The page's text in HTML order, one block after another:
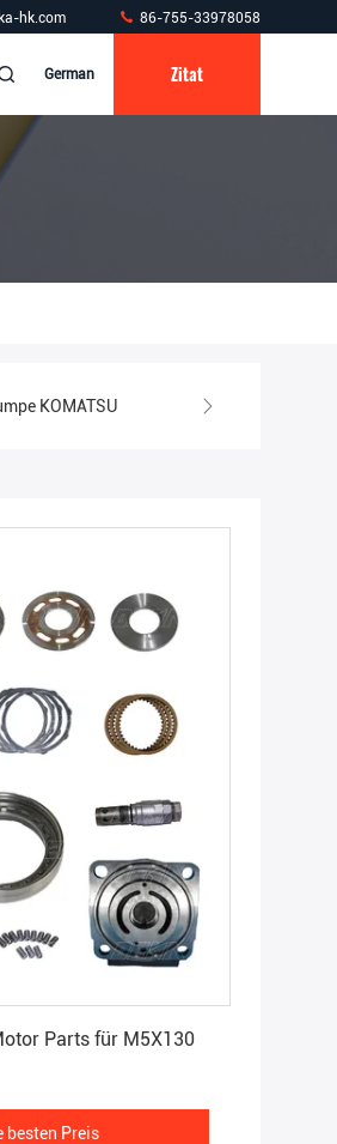
hk.com 86-755-33978058
German Zitat
KOMATSU Hydraulische
Parts für M5X130
besten Preis